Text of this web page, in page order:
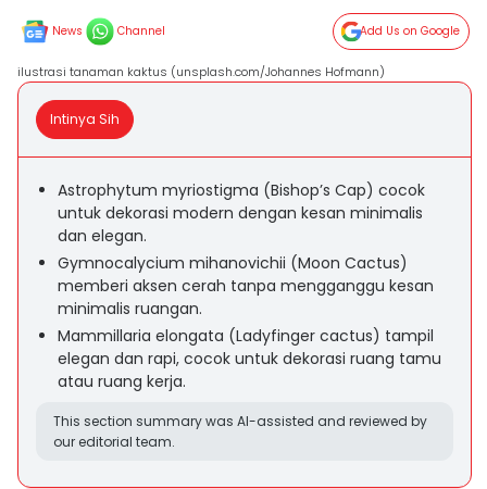
News Channel Add Us on Google
ilustrasi tanaman kaktus (unsplash.com/Johannes Hofmann)
Intinya Sih
Astrophytum myriostigma (Bishop’s Cap) cocok
untuk dekorasi modern dengan kesan minimalis
dan elegan.
Gymnocalycium mihanovichii (Moon Cactus)
memberi aksen cerah tanpa mengganggu kesan
minimalis ruangan.
Mammillaria elongata (Ladyfinger cactus) tampil
elegan dan rapi, cocok untuk dekorasi ruang tamu
atau ruang kerja.
This section summary was AI-assisted and reviewed by
our editorial team.